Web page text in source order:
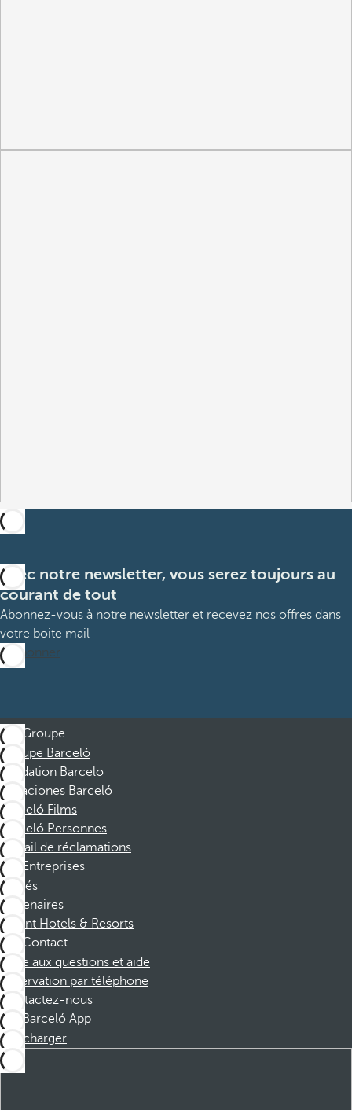
Avec notre newsletter, vous serez toujours au
courant de tout
Abonnez-vous à notre newsletter et recevez nos offres dans
votre boite mail
M’abonner
Groupe
Groupe Barceló
Fondation Barcelo
Vacaciones Barceló
Barceló Films
Barceló Personnes
Portail de réclamations
Entreprises
Affiliés
Partenaires
Dorint Hotels & Resorts
Contact
Foire aux questions et aide
Réservation par téléphone
Contactez-nous
Barceló App
Télécharger